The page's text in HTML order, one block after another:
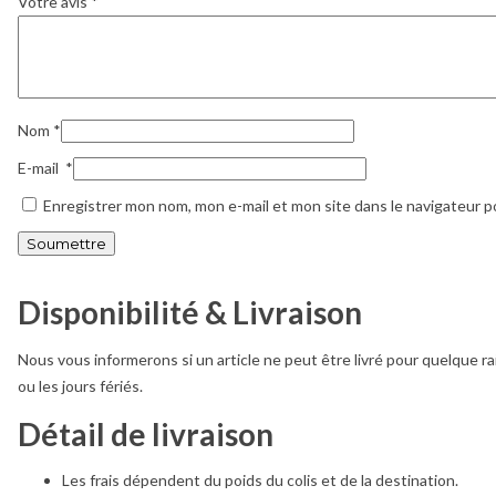
Nom *
E-mail *
Enregistrer mon nom, mon e-mail et mon site dans le navigateur
Disponibilité & Livraison
Nous vous informerons si un article ne peut être livré pour quelque
ou les jours fériés.
Détail de livraison
Les frais dépendent du poids du colis et de la destination.